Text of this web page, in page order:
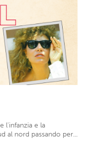
l'infanzia e la
al nord passando per...